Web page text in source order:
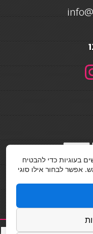
|תוספות שיער|שף פרטי|כ סאות
בעוגיות כדי להבטיח
אפשר לבחור אילו סוגי